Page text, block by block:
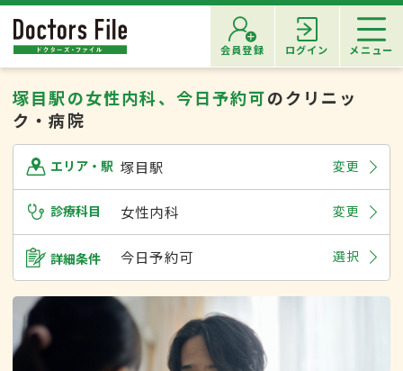
会員登録 ログイン メニュー
塚目駅の女性内科、今日予約可のクリニッ
ク・病院
エリア・駅 塚目駅 変更
診療科目 女性内科 変更
詳細条件 今日予約可 選択